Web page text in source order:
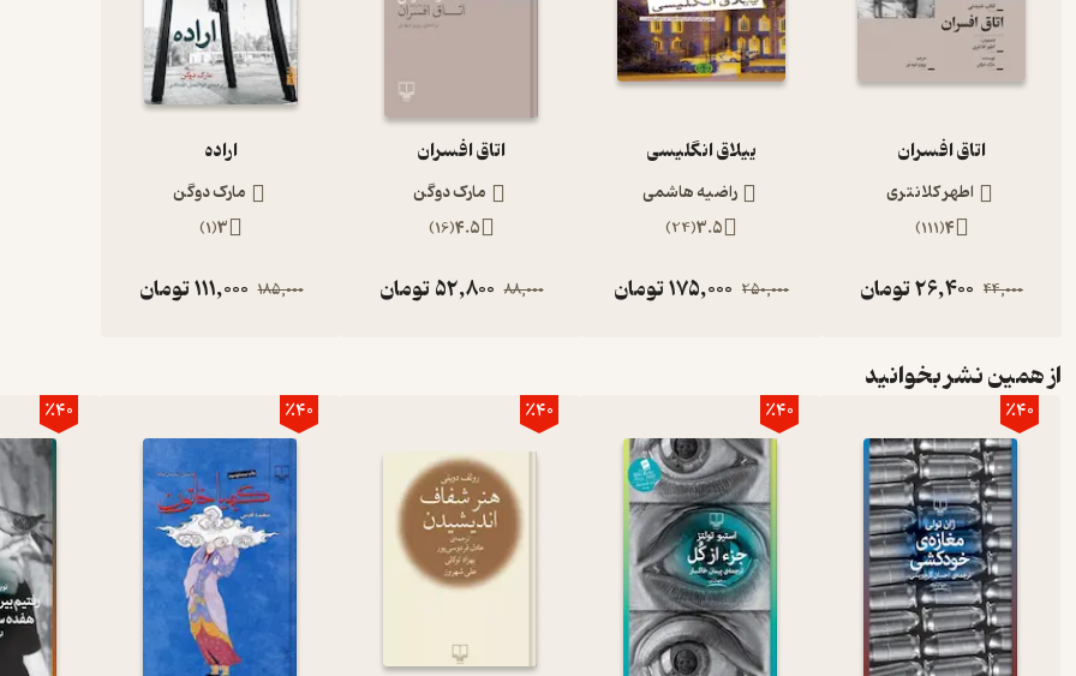
اتاق افسران
اطهر کلانتری
4
(
111
)
44,000
26,400تومان
ییلاق انگلیسی
راضیه هاشمی
3.5
(
24
)
250,000
175,000تومان
اتاق افسران
مارک دوگن
4.5
(
16
)
88,000
52,800تومان
اراده
مارک دوگن
3
(
1
)
185,000
111,000تومان
از همین نشر بخوانید
٪40 ٪40 ٪40 ٪40 ٪40